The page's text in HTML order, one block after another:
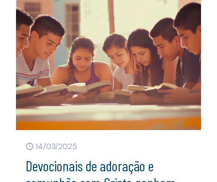
14/03/2025
Devocionais de adoração e